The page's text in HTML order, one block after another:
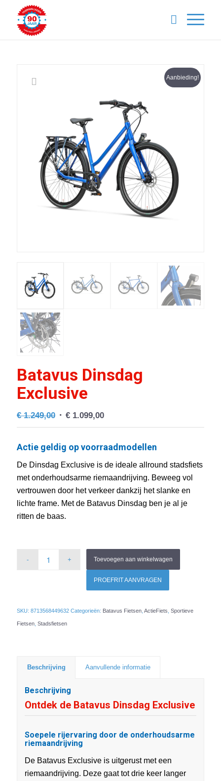
Aanbieding!
Batavus Dinsdag
Exclusive
€1.249,00 Oorspronkelijke
prijs
€ 1.249,00.
€1.099,00Huidige
prijs
€ 1.099,00.
Actie geldig op voorraadmodellen
De Dinsdag Exclusive is de ideale allround stadsfiets
met onderhoudsarme riemaandrijving. Beweeg vol
vertrouwen door het verkeer dankzij het slanke en
lichte frame. Met de Batavus Dinsdag ben je al je
ritten de baas.
Toevoegen aan winkelwagen
PROEFRIT AANVRAGEN
SKU: 8713568449632 Categorieën: Batavus Fietsen, ActieFiets Sportieve
Fietsen, Stadsfietsen
Beschrijving Aanvullende informatie
Beschrijving
Ontdek de Batavus Dinsdag Exclusive
Soepele rijervaring door de onderhoudsarme
riemaandrijving
De Batavus Exclusive is uitgerust met een
riemaandrijving. Deze gaat tot drie keer langer